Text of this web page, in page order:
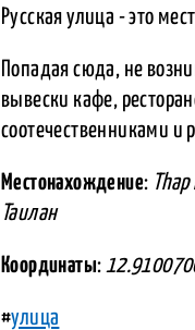
Русская улица - это
Попадая сюда, не
вывески кафе,
соотечественниками и
Местонахождение:
Таилан
Координаты:
#улица